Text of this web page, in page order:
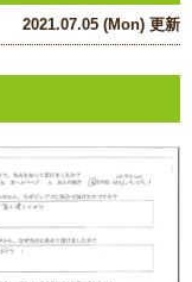
2021.07.05 (Mon) 更新